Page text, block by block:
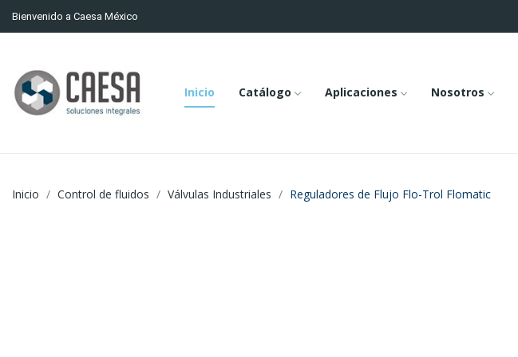
Bienvenido a Caesa México
Inicio Catálogo Aplicaciones Nosotros
Inicio Control de fluidos Válvulas Industriales Reguladores de Flujo Flo-Trol Flomatic